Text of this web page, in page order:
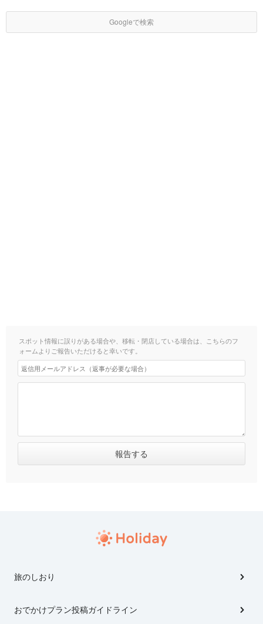
Googleで検索
スポット情報に誤りがある場合や、移転・閉店している場合は、こちらのフ
ォームよりご報告いただけると幸いです。
旅のしおり
おでかけプラン投稿ガイドライン